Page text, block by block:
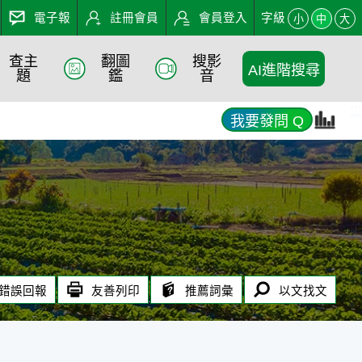
電子報 註冊會員 會員登入 字級 小 中 大
查主
題
翻圖
鑑
搜影
音
AI進階搜尋
我要發問 Q
誤回報 友善列印 推薦詞彙 以文找文